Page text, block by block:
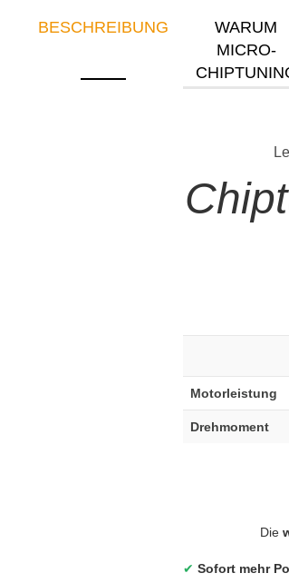
BESCHREIBUNG
WARUM
MICRO-
Motorleistung
Drehmoment
Die
✔ Sofort mehr